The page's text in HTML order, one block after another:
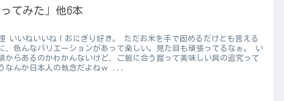
てみた」他6本
いいねいいね！おにぎり好き。 ただお米を手で固めるだけとも言える
、色んなバリエーションがあって楽しい。見た目も頑張ってるなぁ。 い
からあるのかわかんないけど、ご飯に合う握って美味しい具の追究って
なんか日本人の執念だよねｗ ...